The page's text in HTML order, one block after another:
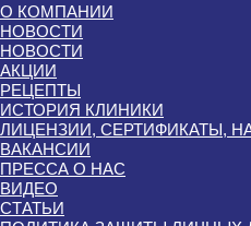
О КОМПАНИИ
НОВОСТИ
НОВОСТИ
АКЦИИ
РЕЦЕПТЫ
ИСТОРИЯ КЛИНИКИ
ЛИЦЕНЗИИ, СЕРТИФИКАТЫ,
ВАКАНСИИ
ПРЕССА О НАС
ВИДЕО
СТАТЬИ